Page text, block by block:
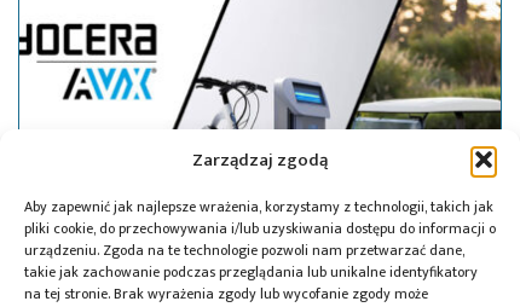
Zarządzaj zgodą
Aby zapewnić jak najlepsze wrażenia, korzystamy z technologii, takich jak
pliki cookie, do przechowywania i/lub uzyskiwania dostępu do informacji o
urządzeniu. Zgoda na te technologie pozwoli nam przetwarzać dane,
takie jak zachowanie podczas przeglądania lub unikalne identyfikatory
na tej stronie. Brak wyrażenia zgody lub wycofanie zgody może